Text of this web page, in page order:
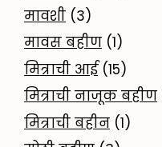
मावशी (3)
मावस बहीण (1)
मित्राची आई(15)
मित्राची नाजूक बहीण
मित्राची बहीन (1)